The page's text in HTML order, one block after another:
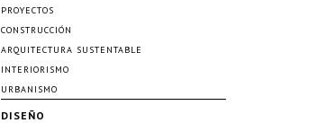
PROYECTOS
CONSTRUCCIÓN
ARQUITECTURA SUSTENTABLE
INTERIORISMO
URBANISMO
DISEÑO